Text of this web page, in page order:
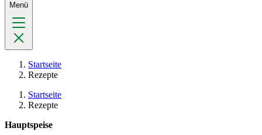
Menü
Startseite
Rezepte
Startseite
Rezepte
Hauptspeise